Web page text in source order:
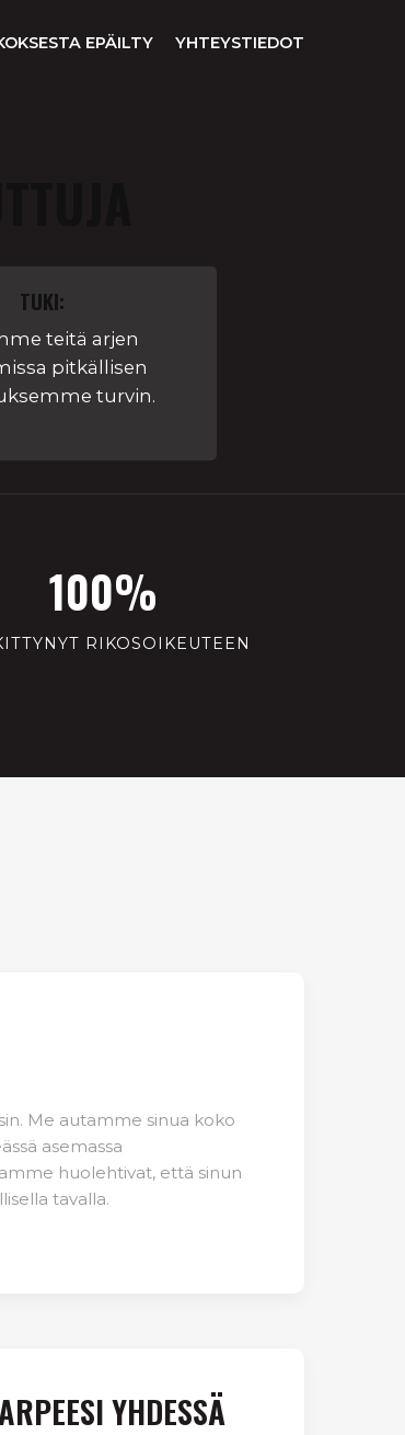
EPÄILTY YHTEYSTIEDOT
TUKI:
teitä arjen
pitkällisen
turvin.
100%
RIKOSOIKEUTEEN
Me autamme sinua koko
asemassa
huolehtivat, että sinun
tavalla.
YHDESSÄ